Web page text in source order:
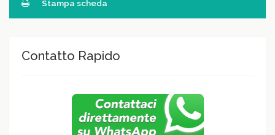
Stampa scheda
Contatto Rapido